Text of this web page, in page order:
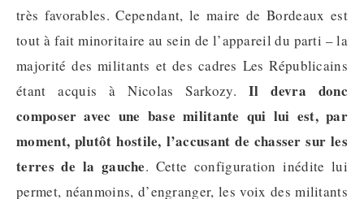
très favorables. Cependant, le maire de Bordeaux est
tout à fait minoritaire au sein de l’appareil du parti – la
majorité des militants et des cadres Les Républicains
étant acquis à Nicolas Sarkozy. Il devra donc
composer avec une base militante qui lui est, par
moment, plutôt hostile, l’accusant de chasser sur les
terres de la gauche. Cette configuration inédite lui
permet, néanmoins, d’engranger, les voix des militants